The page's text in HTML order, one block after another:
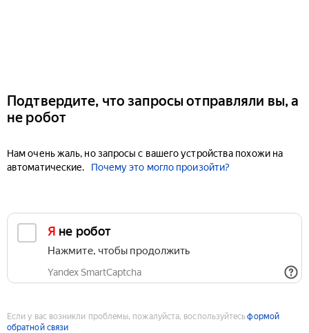
Подтвердите, что запросы отправляли вы, а
не робот
Нам очень жаль, но запросы с вашего устройства похожи на
автоматические.
Почему это могло произойти?
Я не робот
Нажмите, чтобы продолжить
Yandex SmartCaptcha
Если у вас возникли проблемы, пожалуйста, воспользуйтесьформой
обратной связи